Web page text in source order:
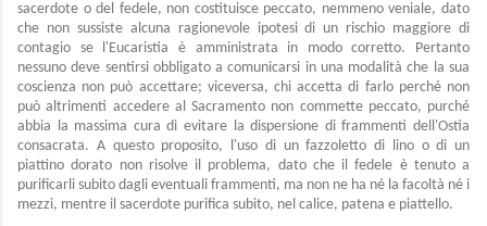
sacerdote o del fedele, non costituisce peccato, nemmeno veniale, dato
che non sussiste alcuna ragionevole ipotesi di un rischio maggiore di
contagio se l'Eucaristia è amministrata in modo corretto. Pertanto
nessuno deve sentirsi obbligato a comunicarsi in una modalità che la sua
coscienza non può accettare; viceversa, chi accetta di farlo perché non
può altrimenti accedere al Sacramento non commette peccato, purché
abbia la massima cura di evitare la dispersione di frammenti dell'Ostia
consacrata. A questo proposito, l'uso di un fazzoletto di lino o di un
piattino dorato non risolve il problema, dato che il fedele è tenuto a
purificarli subito dagli eventuali frammenti, ma non ne ha né la facoltà né i
mezzi, mentre il sacerdote purifica subito, nel calice, patena e piattello.